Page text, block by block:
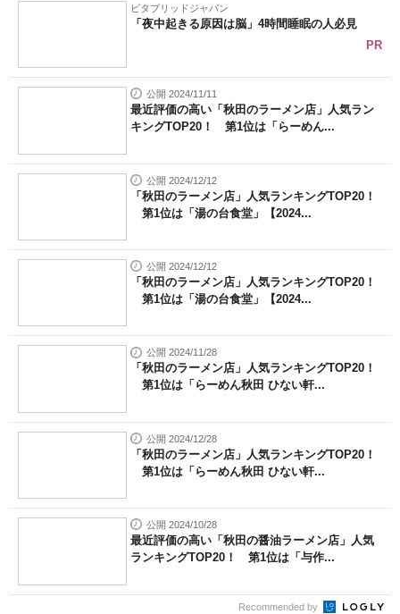
ビタブリッドジャパン
「夜中起きる原因は脳」4時間睡眠の人必見
PR
公開 2024/11/11
最近評価の高い「秋田のラーメン店」人気ラン
キングTOP20！ 第1位は「らーめん...
公開 2024/12/12
「秋田のラーメン店」人気ランキングTOP20！
第1位は「湯の台食堂」【2024...
公開 2024/12/12
「秋田のラーメン店」人気ランキングTOP20！
第1位は「湯の台食堂」【2024...
公開 2024/11/28
「秋田のラーメン店」人気ランキングTOP20！
第1位は「らーめん秋田 ひない軒...
公開 2024/12/28
「秋田のラーメン店」人気ランキングTOP20！
第1位は「らーめん秋田 ひない軒...
公開 2024/10/28
最近評価の高い「秋田の醤油ラーメン店」人気
ランキングTOP20！ 第1位は「与作...
Recommended by